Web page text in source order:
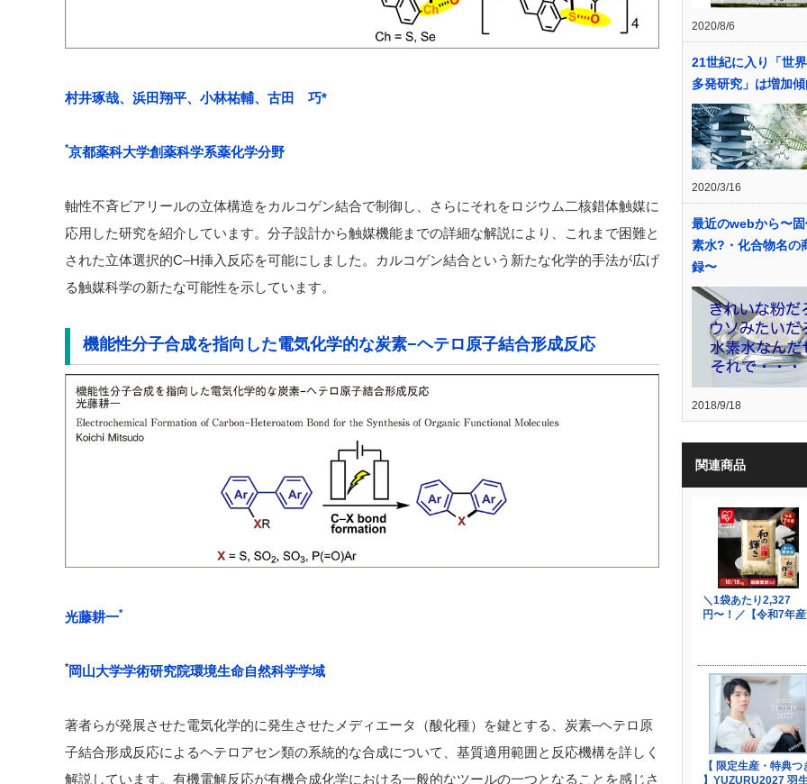
村井琢哉、浜田翔平、小林祐輔、古田 巧*
*京都薬科大学創薬科学系薬化学分野
軸性不斉ビアリールの立体構造をカルコゲン結合で制御し、さらにそれをロジウム二核錯体触媒に
応用した研究を紹介しています。分子設計から触媒機能までの詳細な解説により、これまで困難と
された立体選択的C–H挿入反応を可能にしました。カルコゲン結合という新たな化学的手法が広げ
る触媒科学の新たな可能性を示しています。
機能性分子合成を指向した電気化学的な炭素−ヘテロ原子結合形成反応
光藤耕一*
*岡山大学学術研究院環境生命自然科学学域
著者らが発展させた電気化学的に発生させたメディエータ（酸化種）を鍵とする、炭素–ヘテロ原
子結合形成反応によるヘテロアセン類の系統的な合成について、基質適用範囲と反応機構を詳しく
解説しています。有機電解反応が有機合成化学における一般的なツールの一つとなることを感じさ
2020/8/6
21世紀に入り「世
多発研究」は増加
2020/3/16
最近のwebから〜
素水?・化合物名の
録〜
2018/9/18
関連商品